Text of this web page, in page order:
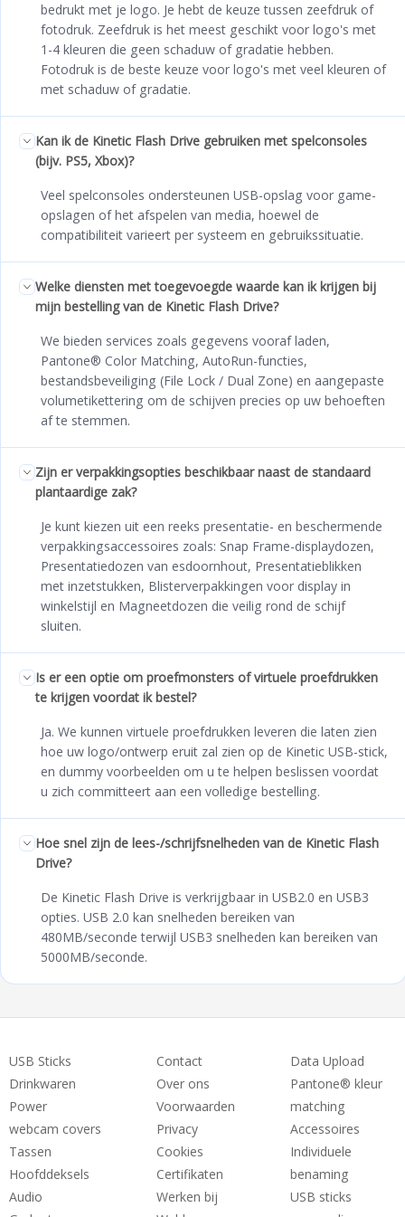
bedrukt met je logo. Je hebt de keuze tussen zeefdruk of
fotodruk. Zeefdruk is het meest geschikt voor logo's met
1-4 kleuren die geen schaduw of gradatie hebben.
Fotodruk is de beste keuze voor logo's met veel kleuren of
met schaduw of gradatie.
Kan ik de Kinetic Flash Drive gebruiken met spelconsoles
(bijv. PS5, Xbox)?
Veel spelconsoles ondersteunen USB-opslag voor game-
opslagen of het afspelen van media, hoewel de
compatibiliteit varieert per systeem en gebruikssituatie.
Welke diensten met toegevoegde waarde kan ik krijgen bij
mijn bestelling van de Kinetic Flash Drive?
We bieden services zoals gegevens vooraf laden,
Pantone® Color Matching, AutoRun-functies,
bestandsbeveiliging (File Lock / Dual Zone) en aangepaste
volumetikettering om de schijven precies op uw behoeften
af te stemmen.
Zijn er verpakkingsopties beschikbaar naast de standaard
plantaardige zak?
Je kunt kiezen uit een reeks presentatie- en beschermende
verpakkingsaccessoires zoals: Snap Frame-displaydozen,
Presentatiedozen van esdoornhout, Presentatieblikken
met inzetstukken, Blisterverpakkingen voor display in
winkelstijl en Magneetdozen die veilig rond de schijf
sluiten.
Is er een optie om proefmonsters of virtuele proefdrukken
te krijgen voordat ik bestel?
Ja. We kunnen virtuele proefdrukken leveren die laten zien
hoe uw logo/ontwerp eruit zal zien op de Kinetic USB-stick,
en dummy voorbeelden om u te helpen beslissen voordat
u zich committeert aan een volledige bestelling.
Hoe snel zijn de lees-/schrijfsnelheden van de Kinetic Flash
Drive?
De Kinetic Flash Drive is verkrijgbaar in USB2.0 en USB3
opties. USB 2.0 kan snelheden bereiken van
480MB/seconde terwijl USB3 snelheden kan bereiken van
5000MB/seconde.
USB Sticks
Drinkwaren
Power
webcam covers
Tassen
Hoofddeksels
Audio
Contact
Over ons
Voorwaarden
Privacy
Cookies
Certifikaten
Werken bij
Data Upload
Pantone® kleur
matching
Accessoires
Individuele
benaming
USB sticks